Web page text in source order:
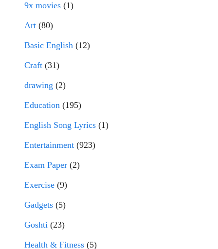
9x movies (1)
Art (80)
Basic English (12)
Craft (31)
drawing (2)
Education (195)
English Song Lyrics (1)
Entertainment (923)
Exam Paper (2)
Exercise (9)
Gadgets (5)
Goshti (23)
Health & Fitness (5)